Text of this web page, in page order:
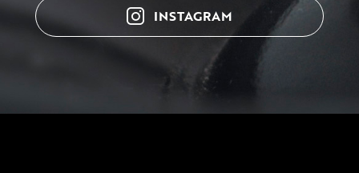
INSTAGRAM